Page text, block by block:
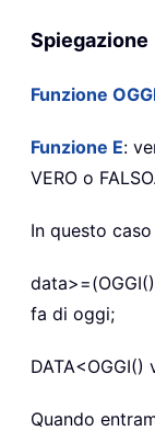
Spiegazione
Funzione
Funzione E:
VERO o FALSO.
In questo
fa di oggi;
Quando